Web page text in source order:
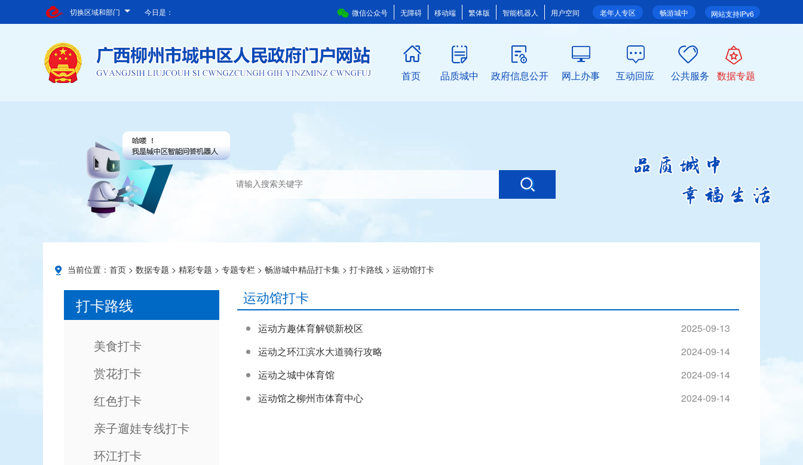
切换区域和部门 网站支持IPv6
畅游城中
老年人专区
微信公众号 无障碍 移动端 繁体版 智能机器人 用户空间
今日是：
首页 品质城中 政府信息公开 网上办事 互动回应 公共服务 数据专题
当前位置： 首页 > 数据专题 > 精彩专题 > 专题专栏 > 畅游城中精品打卡集 > 打卡路线 > 运动馆打卡
打卡路线
美食打卡
赏花打卡
红色打卡
亲子遛娃专线打卡
环江打卡
运动馆打卡
运动方趣体育解锁新校区
2025-09-13
运动之环江滨水大道骑行攻略
2024-09-14
运动之城中体育馆
2024-09-14
运动馆之柳州市体育中心
2024-09-14